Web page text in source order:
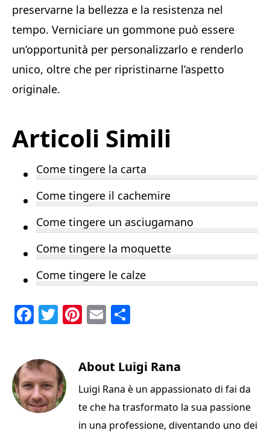
preservarne la bellezza e la resistenza nel
tempo. Verniciare un gommone può essere
un’opportunità per personalizzarlo e renderlo
unico, oltre che per ripristinarne l’aspetto
originale.
Articoli Simili
Come tingere la carta
Come tingere il cachemire
Come tingere un asciugamano
Come tingere la moquette
Come tingere le calze
F
c
e
b
o
T
te
r
Pi
re
st
E
l di
vi
di
About Luigi Rana
Luigi Rana è un appassionato di fai da
te che ha trasformato la sua passione
in una professione, diventando uno dei